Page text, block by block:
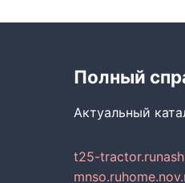
Полный
Актуальный
t25-tractor.ru
mnso.ru